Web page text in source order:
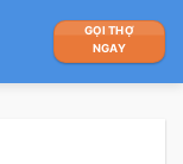
GỌI THỢ
NGAY